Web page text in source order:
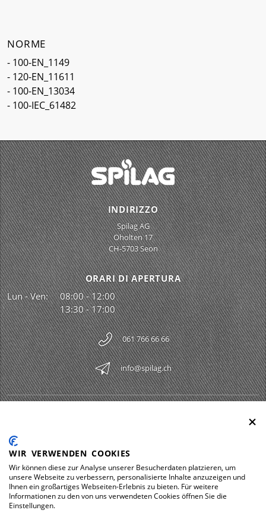
NORME
- 100-EN_1149
- 120-EN_11611
- 100-EN_13034
- 100-IEC_61482
INDIRIZZO
Spilag AG
Oholten 17
CH-5703 Seon
ORARI DI APERTURA
Lun - Ven:
08:00 - 12:00
13:30 - 17:00
061 766 66 66
info@spilag.ch
LEGAL
DOWNLOADS
WIR VERWENDEN COOKIES
Wir können diese zur Analyse unserer Besucherdaten platzieren, um
unsere Webseite zu verbessern, personalisierte Inhalte anzuzeigen und
Ihnen ein großartiges Webseiten-Erlebnis zu bieten. Für weitere
Informationen zu den von uns verwendeten Cookies öffnen Sie die
Einstellungen.